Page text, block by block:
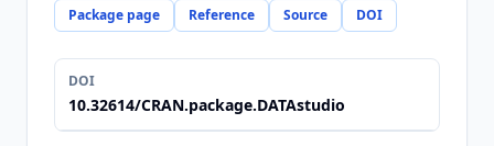
Package page Reference Source DOI
DOI
10.32614/CRAN.package.DATAstudio